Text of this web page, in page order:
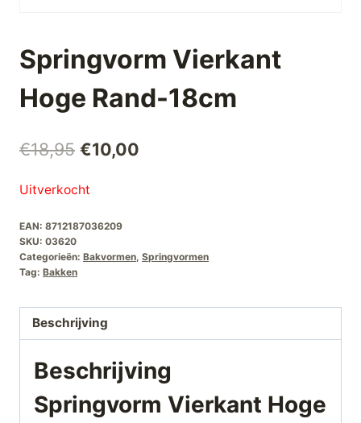
Springvorm Vierkant
Hoge Rand-18cm
€18,95 Oorspronkelijke
€18,95.
€10,00
Uitverkocht
EAN: 8712187036209
SKU: 03620
Categorieën: Bakvormen, Springvormen
Tag: Bakken
Beschrijving
Beschrijving
Springvorm Vierkant Hoge